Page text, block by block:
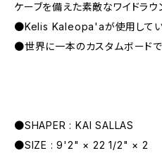
ケーブを備えた素敵なワイドラウ
●Kelis Kaleopa'aが使用してい
●世界に一本のカスタムボードで
●SHAPER : KAI SALLAS
●SIZE : 9'2" × 22 1/2" × 2